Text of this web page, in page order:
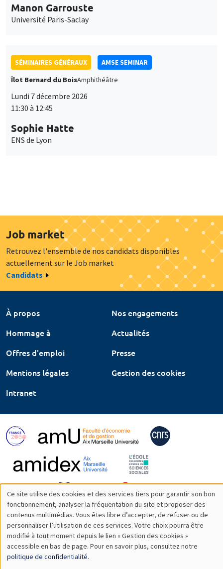
Manon Garrouste
Université Paris-Saclay
SÉMINAIRES GÉNÉRAUX
AMSE SEMINAR
Îlot Bernard du BoisAmphithéâtre
Lundi 7 décembre 2026
11:30 à 12:45
Sophie Hatte
ENS de Lyon
Job market
Retrouvez l'ensemble de nos candidats disponibles
actuellement sur le Job market
Candidats
À propos
Nos engagements
Hommage à
Actualités
Offres d'emploi
Presse
Mentions légales
Gestion des cookies
Intranet
Utilisation
des
données
personnelles
Ce site utilise des cookies et des services tiers pour garantir son bon
fonctionnement, analyser la fréquentation du site et proposer des
contenus multimédias. Vous êtes libre d’accepter, de refuser ou de
personnaliser l’utilisation de ces services. Votre choix pourra être
modifié à tout moment depuis le lien « Gestion des cookies »
accessible en bas de page. Pour en savoir plus, consultez notre
politique de confidentialité.